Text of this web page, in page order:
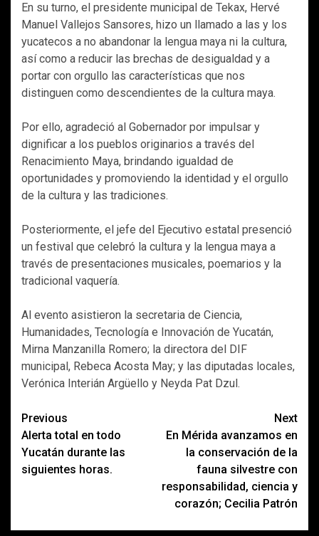
En su turno, el presidente municipal de Tekax, Hervé
Manuel Vallejos Sansores, hizo un llamado a las y los
yucatecos a no abandonar la lengua maya ni la cultura,
así como a reducir las brechas de desigualdad y a
portar con orgullo las características que nos
distinguen como descendientes de la cultura maya.
Por ello, agradeció al Gobernador por impulsar y
dignificar a los pueblos originarios a través del
Renacimiento Maya, brindando igualdad de
oportunidades y promoviendo la identidad y el orgullo
de la cultura y las tradiciones.
Posteriormente, el jefe del Ejecutivo estatal presenció
un festival que celebró la cultura y la lengua maya a
través de presentaciones musicales, poemarios y la
tradicional vaquería.
Al evento asistieron la secretaria de Ciencia,
Humanidades, Tecnología e Innovación de Yucatán,
Mirna Manzanilla Romero; la directora del DIF
municipal, Rebeca Acosta May; y las diputadas locales,
Verónica Interián Argüello y Neyda Pat Dzul.
Post
navigation
Previous
Alerta total en todo
Yucatán durante las
siguientes horas.
Next
En Mérida avanzamos en
la conservación de la
fauna silvestre con
responsabilidad, ciencia y
corazón; Cecilia Patrón